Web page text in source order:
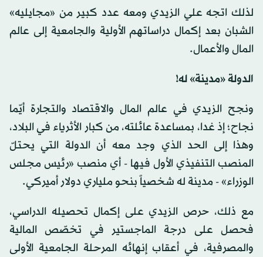
لذلك اتجه علي الزيدي ومعه عدد كبير من «مجايليه»
الشبان بعد إكمال دراساتهم الأولية والجامعية إلى عالم
المال والأعمال.
الدولة «مدينة» له!
ونجح الزيدي في عالم المال والاقتصاد والتجارة أيّما
نجاح؛ إذ غدا، بمساعدة عائلته، من كبار الأثرياء في البلاد،
وهذا إلى الحد الذي وجد معه أن الدولة التي يحتلّ
المنصب التنفيذي الأول فيها - أي منصب «رئيس مجلس
الوزراء» - مدينة له شخصياً بنحو ملياري دولار أميركي.
مع ذلك، حرص الزيدي على إكمال تحصيله الدراسي،
فحصل على درجة الماجستير في تخصّص المالية
والمصرفية، في أعقاب إنهائه المرحلة الجامعية الأولى